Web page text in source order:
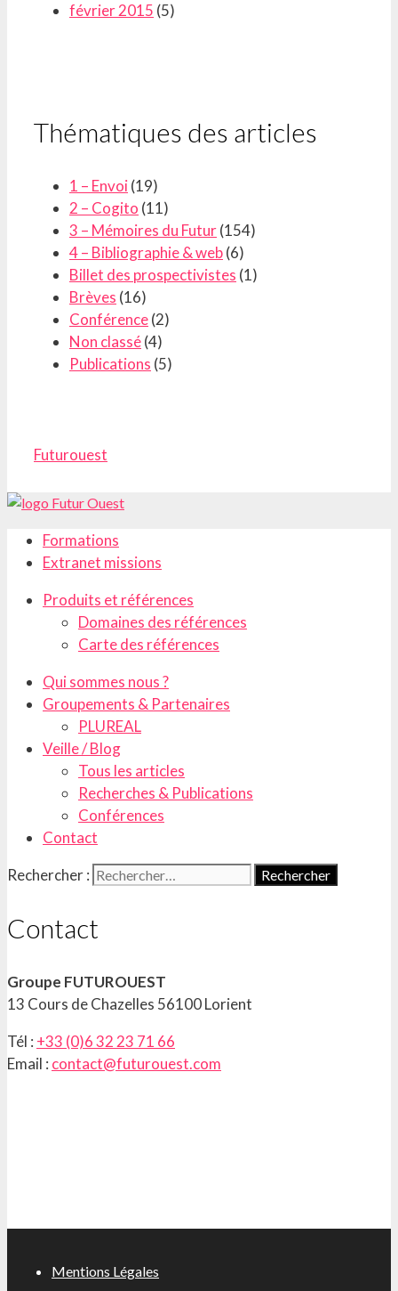
février 2015 (5)
Thématiques des articles
1 – Envoi(19)
2 – Cogito (11)
3 – Mémoires du Futur(154)
4 – Bibliographie & web(6)
Billet des prospectivistes (1)
Brèves (16)
Conférence(2)
Non classé(4)
Publications (5)
Futurouest
Formations
Extranet missions
Produits et références
Domaines des références
Carte des références
Qui sommes nous ?
Groupements & Partenaires
PLUREAL
Veille / Blog
Tous les articles
Recherches & Publications
Conférences
Contact
Rechercher :
Contact
Groupe FUTUROUEST
13 Cours de Chazelles 56100 Lorient
Tél : +33 (0)6 32 23 71 66
Email : contact@futurouest.com
Mentions Légales